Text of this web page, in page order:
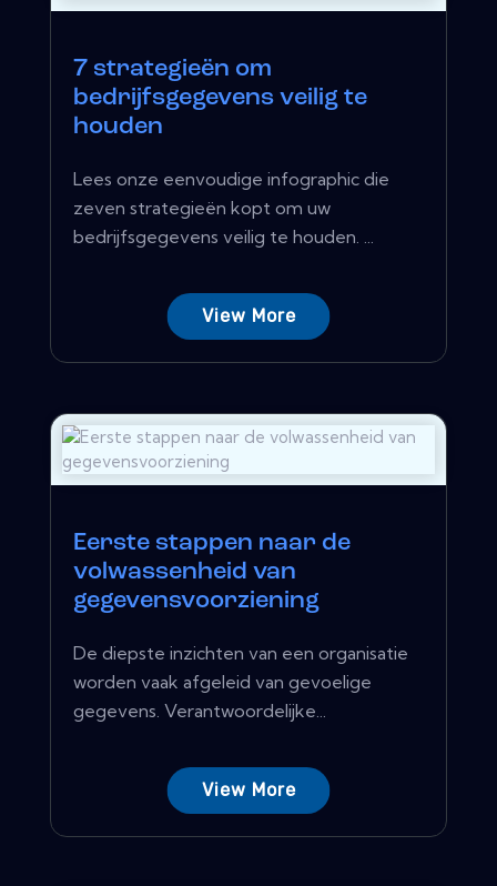
7 strategieën om
bedrijfsgegevens veilig te
houden
Lees onze eenvoudige infographic die
zeven strategieën kopt om uw
bedrijfsgegevens veilig te houden. ...
View More
Eerste stappen naar de
volwassenheid van
gegevensvoorziening
De diepste inzichten van een organisatie
worden vaak afgeleid van gevoelige
gegevens. Verantwoordelijke...
View More